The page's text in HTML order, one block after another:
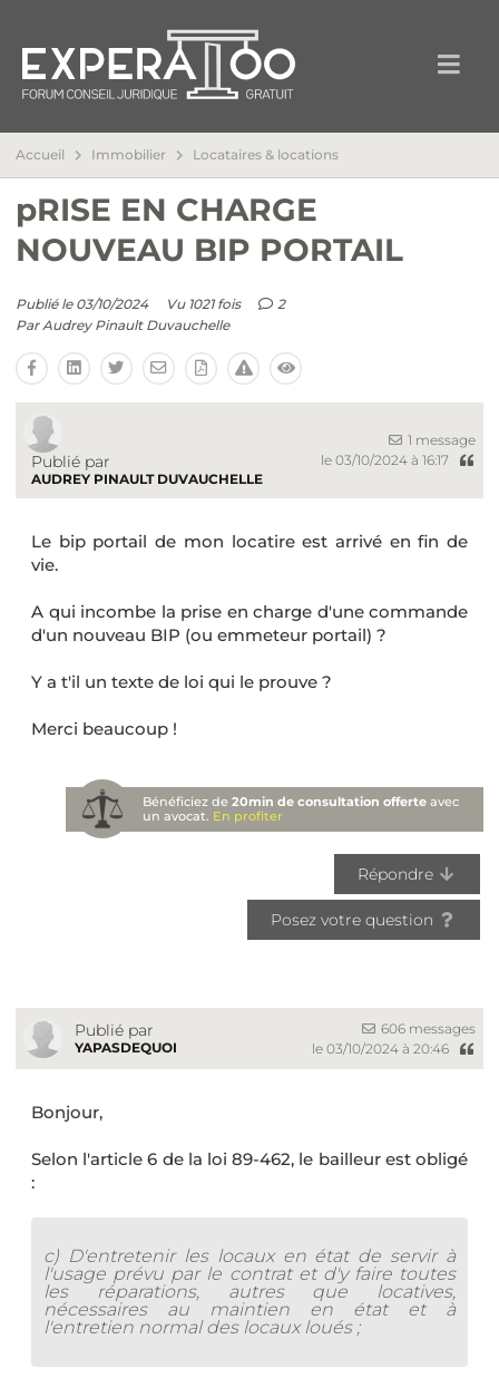
Accueil Immobilier Locataires & locations
pRISE EN CHARGE
NOUVEAU BIP PORTAIL
Publié le 03/10/2024 Vu 1021 fois
2
Par Audrey Pinault Duvauchelle
Publié par
AUDREY PINAULT DUVAUCHELLE
1 message
le 03/10/2024 à 16:17
Le bip portail de mon locatire est arrivé en fin de
vie.
A qui incombe la prise en charge d'une commande
d'un nouveau BIP (ou emmeteur portail) ?
Y a t'il un texte de loi qui le prouve ?
Merci beaucoup !
Bénéficiez de20min de consultation offerte avec
un avocat. En profiter
Répondre
Posez votre question
Publié par
YAPASDEQUOI
606 messages
le 03/10/2024 à 20:46
Bonjour,
Selon l'article 6 de la loi 89-462, le bailleur est obligé
:
c) D'entretenir les locaux en état de servir à
l'usage prévu par le contrat et d'y faire toutes
les réparations, autres que locatives,
nécessaires au maintien en état et à
l'entretien normal des locaux loués ;